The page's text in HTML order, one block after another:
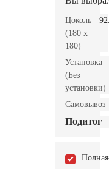
Цоколь
(180 x
180)
Установка
(Без
установки)
Самовывоз
Подитог
Полная